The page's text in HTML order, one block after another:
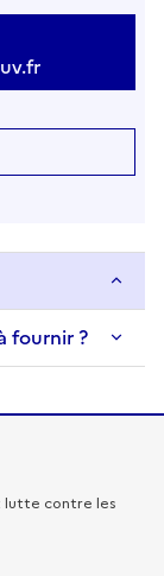
fournir ?
lutte contre les